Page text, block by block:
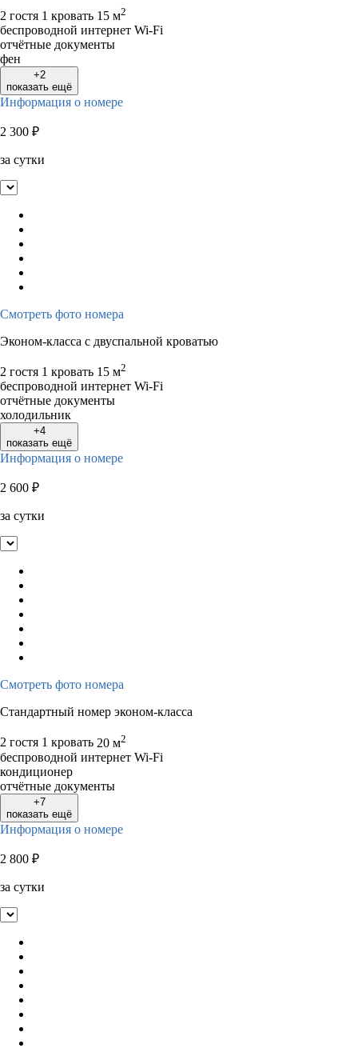
2 гостя 1 кровать 15 м2
беспроводной интернет Wi-Fi
отчётные документы
фен
+2
показать ещё
Информация о номере
2 300 ₽
за сутки
Смотреть фото номера
Эконом-класса с двуспальной кроватью
2 гостя 1 кровать 15 м2
беспроводной интернет Wi-Fi
отчётные документы
холодильник
+4
показать ещё
Информация о номере
2 600 ₽
за сутки
Смотреть фото номера
Стандартный номер эконом-класса
2 гостя 1 кровать 20 м2
беспроводной интернет Wi-Fi
кондиционер
отчётные документы
+7
показать ещё
Информация о номере
2 800 ₽
за сутки